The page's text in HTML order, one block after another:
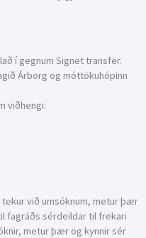
í gegnum Signet transfer.
Árborg og móttökuhópinn
viðhengi:
við umsóknum, metur þær
fagráðs sérdeildar til frekari
metur þær og kynnir sér